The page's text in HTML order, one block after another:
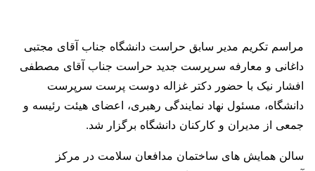
مراسم تکریم مدیر سابق حراست دانشگاه جناب آقای مجتبی
داغانی و معارفه سرپرست جدید حراست جناب آقای مصطفی
افشار نیک با حضور دکتر غزاله دوست پرست سرپرست
دانشگاه، مسئول نهاد نمایندگی رهبری، اعضای هیئت رئیسه و
جمعی از مدیران و کارکنان دانشگاه برگزار شد.
سالن همایش های ساختمان مدافعان سلامت در مرکز